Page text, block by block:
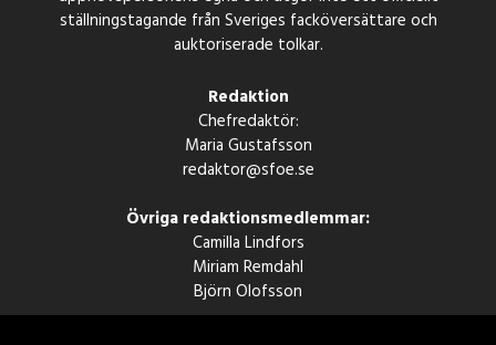
ställningstagande från Sveriges facköversättare och
auktoriserade tolkar.
Redaktion
Chefredaktör:
Maria Gustafsson
redaktor@sfoe.se
Övriga redaktionsmedlemmar:
Camilla Lindfors
Miriam Remdahl
Björn Olofsson